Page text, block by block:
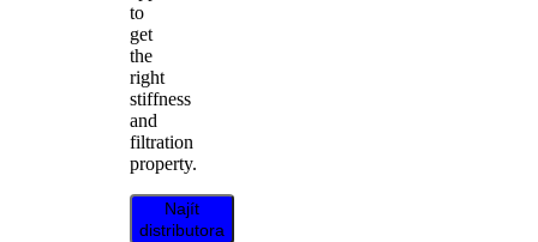
to
get
the
right
stiffness
and
filtration
property.
Najít
distributora